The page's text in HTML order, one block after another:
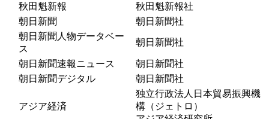
秋田魁新報
秋田魁新報社
朝日新聞
朝日新聞社
朝日新聞人物データベー
ス
朝日新聞社
朝日新聞速報ニュース
朝日新聞社
朝日新聞デジタル
朝日新聞社
アジア経済
独立行政法人日本貿易振興機
構（ジェトロ）